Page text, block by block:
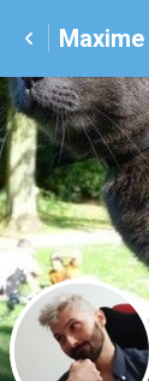
Maxime
M